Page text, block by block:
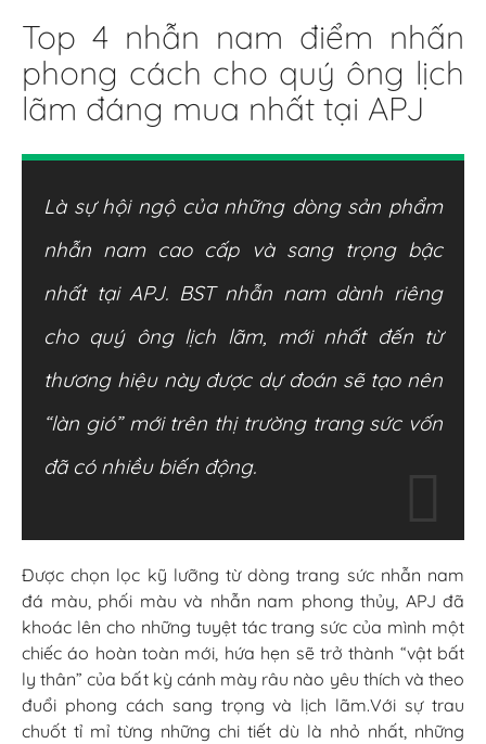
Top 4 nhẫn nam điểm nhấn
phong cách cho quý ông lịch
lãm đáng mua nhất tại APJ
Là sự hội ngộ của những dòng sản phẩm
nhẫn nam cao cấp và sang trọng bậc
nhất tại APJ. BST nhẫn nam dành riêng
cho quý ông lịch lãm, mới nhất đến từ
thương hiệu này được dự đoán sẽ tạo nên
“làn gió” mới trên thị trường trang sức vốn
đã có nhiều biến động.
Được chọn lọc kỹ lưỡng từ dòng trang sức nhẫn nam
đá màu, phối màu và nhẫn nam phong thủy, APJ đã
khoác lên cho những tuyệt tác trang sức của mình một
chiếc áo hoàn toàn mới, hứa hẹn sẽ trở thành “vật bất
ly thân” của bất kỳ cánh mày râu nào yêu thích và theo
đuổi phong cách sang trọng và lịch lãm.Với sự trau
chuốt tỉ mỉ từng những chi tiết dù là nhỏ nhất, những